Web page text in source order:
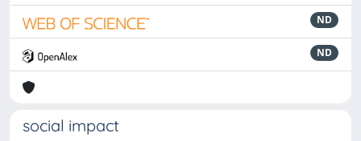
ND
ND
social impact